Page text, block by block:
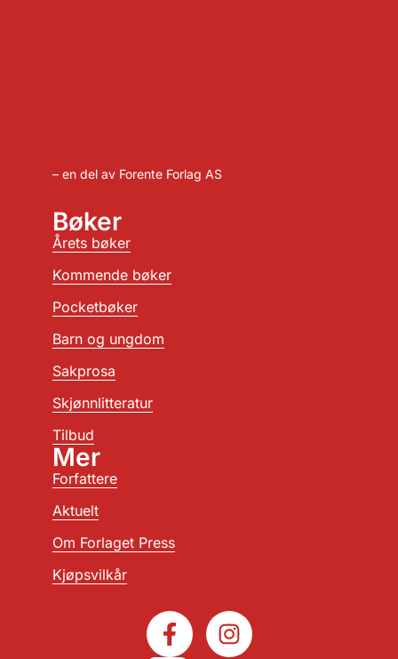
– en del av Forente Forlag AS
Bøker
Årets bøker
Kommende bøker
Pocketbøker
Barn og ungdom
Sakprosa
Skjønnlitteratur
Tilbud
Mer
Forfattere
Aktuelt
Om Forlaget Press
Kjøpsvilkår